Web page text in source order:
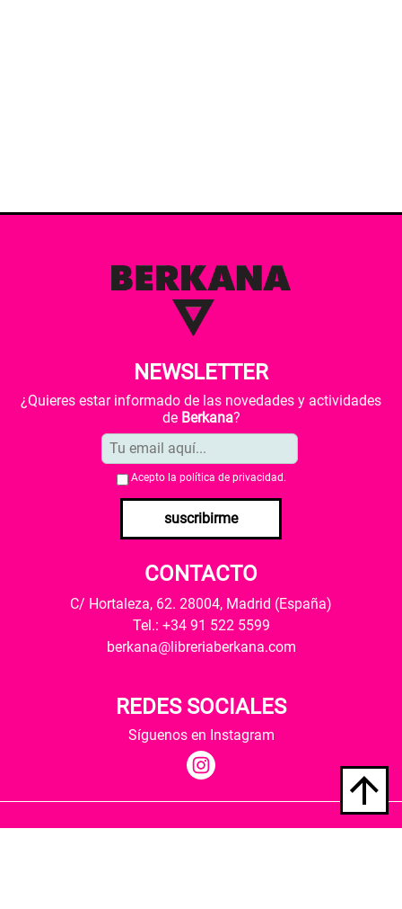
NEWSLETTER
¿Quieres estar informado de las novedades y actividades
de Berkana?
Acepto la política de privacidad .
suscribirme
CONTACTO
C/ Hortaleza, 62. 28004, Madrid (España)
Tel.: +34 91 522 5599
berkana@libreriaberkana.com
REDES SOCIALES
Síguenos en Instagram